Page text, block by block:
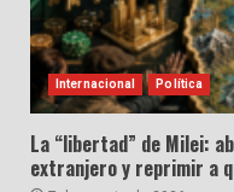
Internacional Política
La “libertad” de Milei:
extranjero y reprimir a